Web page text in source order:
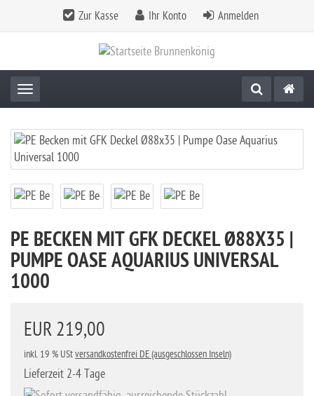
Zur Kasse Ihr Konto Anmelden
Toggle navigation
PE BECKEN MIT GFK DECKEL Ø88X35 |
PUMPE OASE AQUARIUS UNIVERSAL
1000
EUR 219,00
inkl. 19 % UStversandkostenfrei DE (ausgeschlossen Inseln)
Lieferzeit 2-4 Tage